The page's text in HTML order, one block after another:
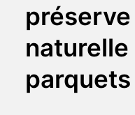
naturelle
parquets